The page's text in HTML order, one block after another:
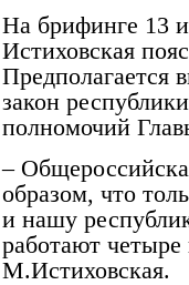
На брифинге 13
Истиховская
Предполагается
закон
полномочий
–
образом, что
и нашу
работают четыре
М.Истиховская.